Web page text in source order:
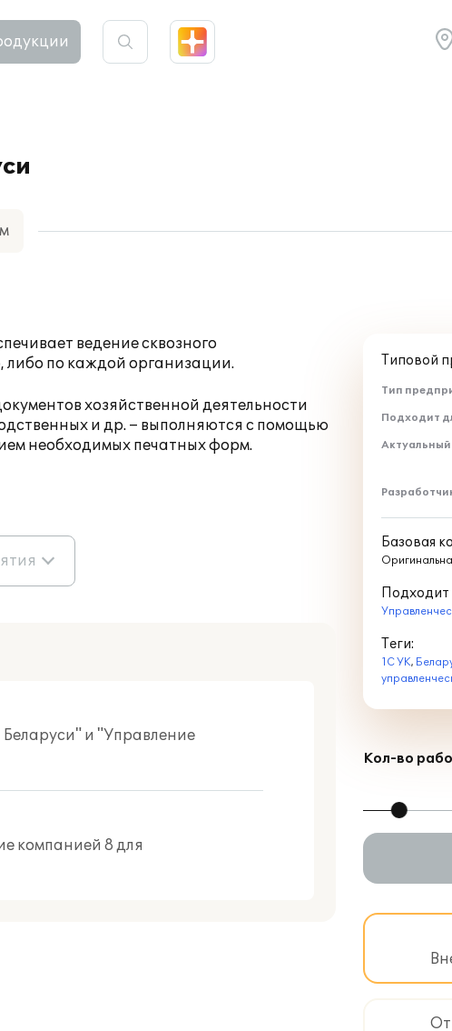
ведение сквозного
либо по каждой организации.
хозяйственной деятельности
и др. – выполняются с помощью
необходимых печатных форм.
и "Управление
компанией 8 для
Типовой
Тип
Подходит
Актуальный
Базовая
Подходит
Теги:
1С УК,
Кол-во